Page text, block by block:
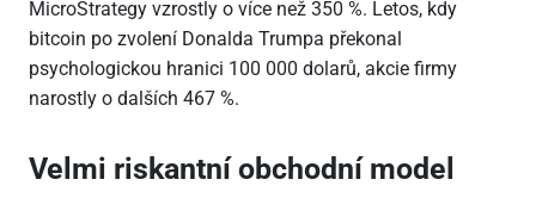
MicroStrategy vzrostly o více než 350 %. Letos, kdy
bitcoin po zvolení Donalda Trumpa překonal
psychologickou hranici 100 000 dolarů, akcie firmy
narostly o dalších 467 %.
Velmi riskantní obchodní model